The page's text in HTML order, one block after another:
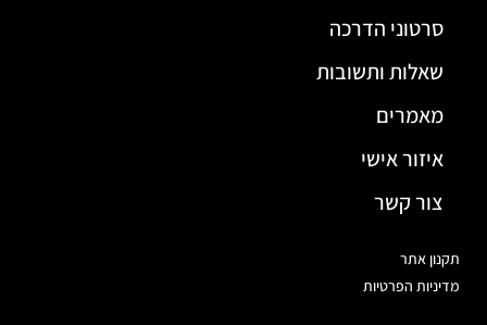
סרטוני הדרכה
שאלות ותשובות
מאמרים
איזור אישי
צור קשר
תקנון אתר
מדיניות הפרטיות